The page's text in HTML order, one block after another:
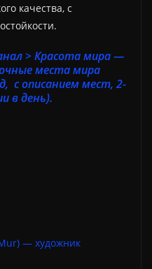
качества, с
> Красота мира —
места мира
с описанием мест, 2-
в день).